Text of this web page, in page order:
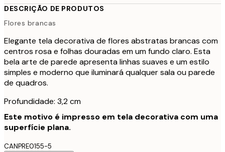
DESCRIÇÃO DE PRODUTOS
Flores brancas
Elegante tela decorativa de flores abstratas brancas com
centros rosa e folhas douradas em um fundo claro. Esta
bela arte de parede apresenta linhas suaves e um estilo
simples e moderno que iluminará qualquer sala ou parede
de quadros.
Profundidade: 3,2 cm
Este motivo é impresso em tela decorativa com uma
superfície plana.
CANPRE0155-5